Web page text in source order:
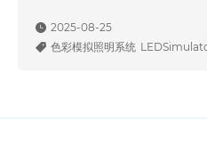
（AIC）主办的全球色彩科学
届大会主题为“Color for
2025-08-25
色彩模拟照明系统